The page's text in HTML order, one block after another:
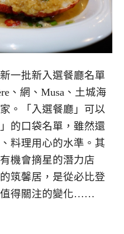
一批新入選餐廳名單
、網、Musa、土城海
。「入選餐廳」可以
的口袋名單，雖然還
料理用心的水準。其
機會摘星的潛力店
筑馨居，是從必比登
值得關注的變化……